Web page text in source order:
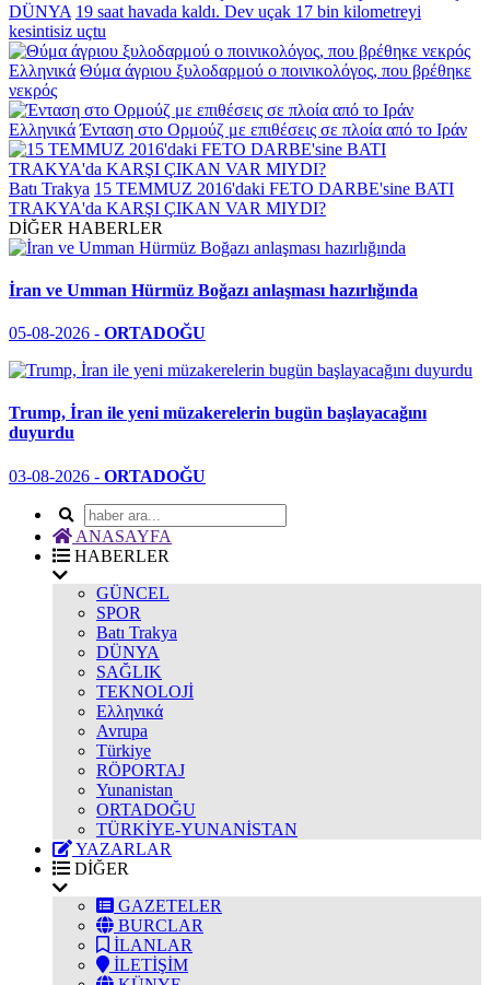
DÜNYA 19 saat havada kaldı. Dev uçak 17 bin kilometreyi
kesintisiz uçtu
Ελληνικά Θύμα άγριου ξυλοδαρμού ο ποινικολόγος, που βρέθηκε
νεκρός
Ελληνικά Ένταση στο Ορμούζ με επιθέσεις σε πλοία από το Ιράν
Batı Trakya 15 TEMMUZ 2016'daki FETO DARBE'sine BATI
TRAKYA'da KARŞI ÇIKAN VAR MIYDI?
DİĞER HABERLER
İran ve Umman Hürmüz Boğazı anlaşması hazırlığında
05-08-2026 - ORTADOĞU
Trump, İran ile yeni müzakerelerin bugün başlayacağını
duyurdu
03-08-2026 - ORTADOĞU
ANASAYFA
HABERLER
GÜNCEL
SPOR
Batı Trakya
DÜNYA
SAĞLIK
TEKNOLOJİ
Ελληνικά
Avrupa
Türkiye
RÖPORTAJ
Yunanistan
ORTADOĞU
TÜRKİYE-YUNANİSTAN
YAZARLAR
DİĞER
GAZETELER
BURCLAR
İLANLAR
İLETİŞİM